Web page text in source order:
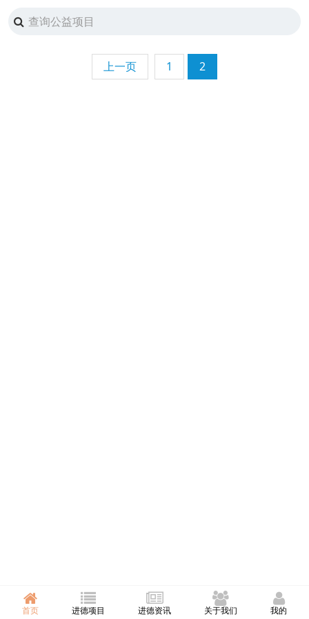
上一页 1 2
首页 进德项目 进德资讯 关于我们 我的